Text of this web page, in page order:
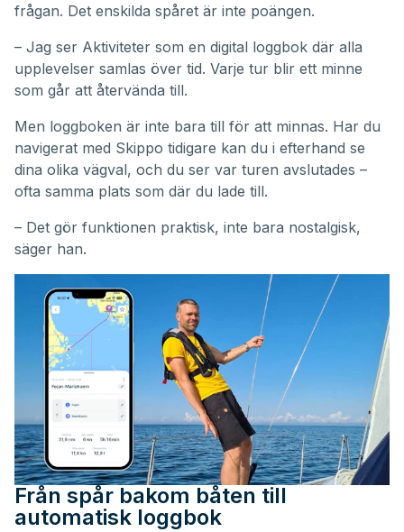
frågan. Det enskilda spåret är inte poängen.
– Jag ser Aktiviteter som en digital loggbok där alla
upplevelser samlas över tid. Varje tur blir ett minne
som går att återvända till.
Men loggboken är inte bara till för att minnas. Har du
navigerat med Skippo tidigare kan du i efterhand se
dina olika vägval, och du ser var turen avslutades –
ofta samma plats som där du lade till.
– Det gör funktionen praktisk, inte bara nostalgisk,
säger han.
Från spår bakom båten till
automatisk loggbok